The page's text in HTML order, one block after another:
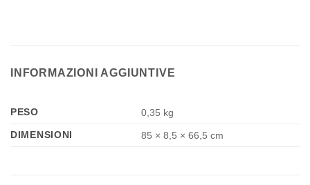
INFORMAZIONI AGGIUNTIVE
PESO
0,35 kg
DIMENSIONI
85 × 8,5 × 66,5 cm